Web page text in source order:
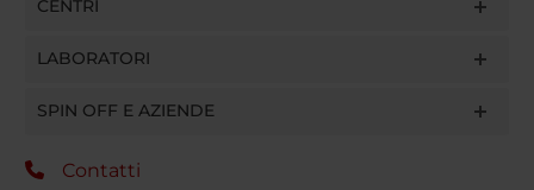
CENTRI
LABORATORI
SPIN OFF E AZIENDE
Contatti